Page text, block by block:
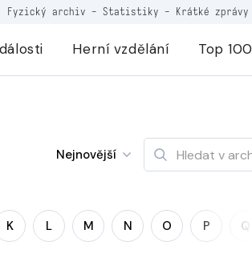
Fyzický archiv - Statistiky - Krátké zprávy
Herní vzdělání Top 100
Nejnovější
K L M N O P Q